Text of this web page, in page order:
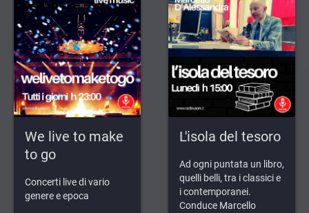
We live to make
to go
Concerti live di vario
genere e epoca
L'isola del tesoro
Ad ogni puntata un libro,
quelli belli, tra i classici e
i contemporanei.
Conduce Marcello